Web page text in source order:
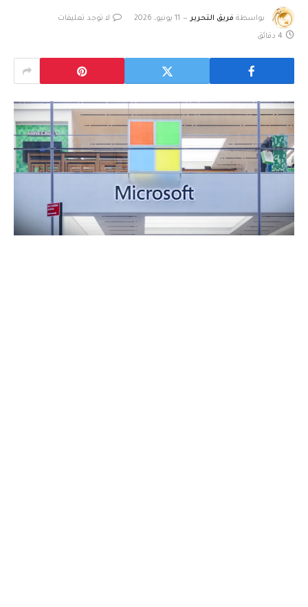
بواسطة فريق التحرير 11 يونيو، 2026 لا توجد تعليقات
4 دقائق